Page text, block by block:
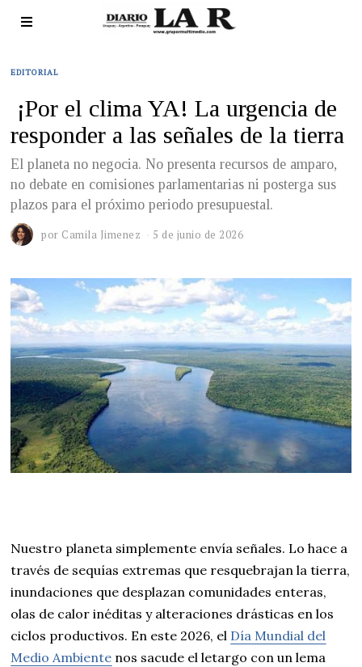
EDITORIAL
¡Por el clima YA! La urgencia de
responder a las señales de la tierra
El planeta no negocia. No presenta recursos de amparo,
no debate en comisiones parlamentarias ni posterga sus
plazos para el próximo periodo presupuestal.
por Camila Jimenez 5 de junio de 2026
Nuestro planeta simplemente envía señales. Lo hace a
través de sequías extremas que resquebrajan la tierra,
inundaciones que desplazan comunidades enteras,
olas de calor inéditas y alteraciones drásticas en los
ciclos productivos. En este 2026, el Día Mundial del
Medio Ambiente nos sacude el letargo con un lema